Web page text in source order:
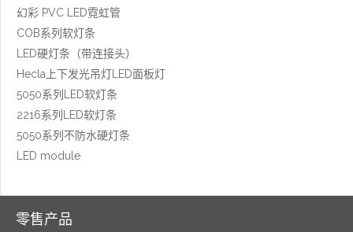
幻彩 PVC LED霓虹管
COB系列软灯条
LED硬灯条（带连接头）
Hecla上下发光吊灯LED面板灯
5050系列LED软灯条
2216系列LED软灯条
5050系列不防水硬灯条
LED module
零售产品